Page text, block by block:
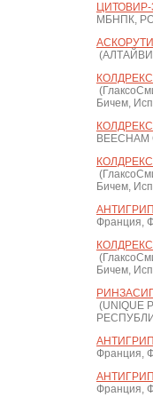
МБНПК,
Бичем,
Бичем,
Франция,
Бичем,
(UNIQUE
Франция,
Франция,